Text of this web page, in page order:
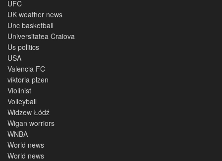
UFC
UK weather news
Unc basketball
Universitatea Craiova
Us politics
USA
Valencia FC
viktoria plzen
Violinist
Volleyball
Widzew Łódź
Wigan worriors
WNBA
World news
World news